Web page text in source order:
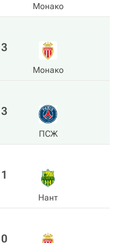
Монако
3
Монако
3
ПСЖ
1
Нант
0